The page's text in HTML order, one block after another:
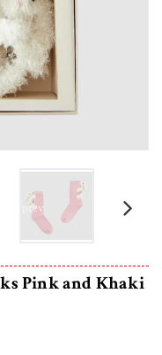
prev
Pink and Khaki